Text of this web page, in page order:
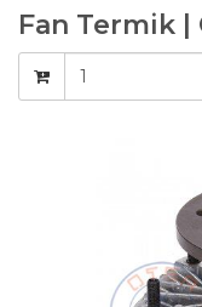
Fan Termik |